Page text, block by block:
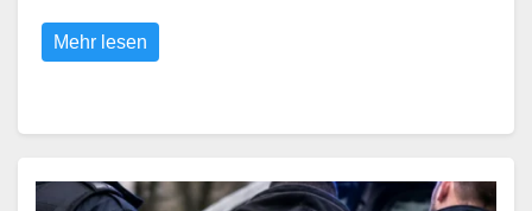
Mehr lesen